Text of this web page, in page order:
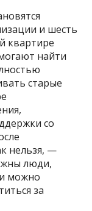
и шесть
квартире
найти
старые
со
нельзя, —
люди,
можно
за